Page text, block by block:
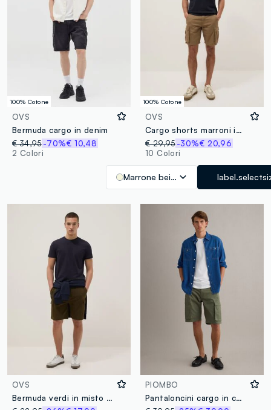
100% Cotone
OVS
Bermuda cargo in denim
€ 34,95-70%€ 10,48
2 Colori
100% Cotone
OVS
Cargo shorts marroni in puro cotone regular fit
€ 29,95 -30%€ 20,96
10 Colori
Marrone beige
OVS
Bermuda verdi in misto cotone con tasche cargo relaxed fit
PIOMBO
Pantaloncini cargo in cotone elasticizzato verde regular fit